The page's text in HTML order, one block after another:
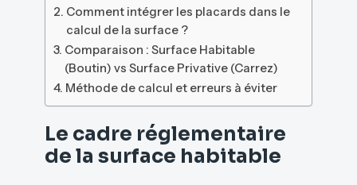
Comment intégrer les placards dans le
calcul de la surface ?
Comparaison : Surface Habitable
(Boutin) vs Surface Privative (Carrez)
Méthode de calcul et erreurs à éviter
Le cadre réglementaire
de la surface habitable